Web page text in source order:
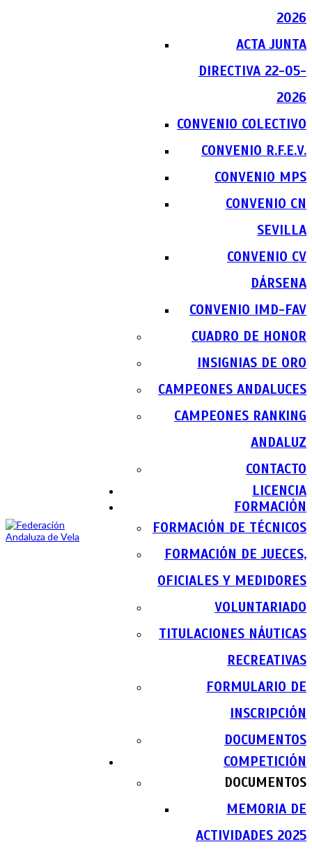
2026
ACTA JUNTA
DIRECTIVA 22-05-
2026
CONVENIO COLECTIVO
CONVENIO R.F.E.V.
CONVENIO MPS
CONVENIO CN
SEVILLA
CONVENIO CV
DÁRSENA
CONVENIO IMD-FAV
CUADRO DE HONOR
INSIGNIAS DE ORO
CAMPEONES ANDALUCES
CAMPEONES RANKING
ANDALUZ
CONTACTO
LICENCIA
FORMACIÓN
FORMACIÓN DE TÉCNICOS
FORMACIÓN DE JUECES,
OFICIALES Y MEDIDORES
VOLUNTARIADO
TITULACIONES NÁUTICAS
RECREATIVAS
FORMULARIO DE
INSCRIPCIÓN
DOCUMENTOS
COMPETICIÓN
DOCUMENTOS
MEMORIA DE
ACTIVIDADES 2025